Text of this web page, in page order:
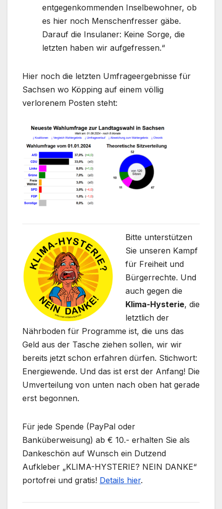
entgegenkommenden Inselbewohner, ob
es hier noch Menschenfresser gäbe.
Darauf die Insulaner: Keine Sorge, die
letzten haben wir aufgefressen.“
Hier noch die letzten Umfrageergebnisse für
Sachsen wo Köpping auf einem völlig
verlorenem Posten steht:
Bitte unterstützen
Sie unseren Kampf
für Freiheit und
Bürgerrechte. Und
auch gegen die
Klima-Hysterie, die
letztlich der
Nährboden für Programme ist, die uns das
Geld aus der Tasche ziehen sollen, wir wir
bereits jetzt schon erfahren dürfen. Stichwort:
Energiewende. Und das ist erst der Anfang! Die
Umverteilung von unten nach oben hat gerade
erst begonnen.
Für jede Spende (PayPal oder
Banküberweisung) ab € 10.- erhalten Sie als
Dankeschön auf Wunsch ein Dutzend
Aufkleber „KLIMA-HYSTERIE? NEIN DANKE“
portofrei und gratis! Details hier.